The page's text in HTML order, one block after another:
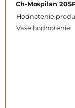
Ch-Mospilan
Hodnotenie
Vaše hodnotenie: